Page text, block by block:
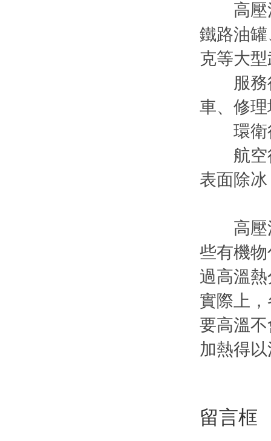
高壓清
鐵路油
克等大
服務行
車、修
環衛行
航空行
表面除
高壓清
些有機
過高溫
實際上
要高溫
加熱得
留言框